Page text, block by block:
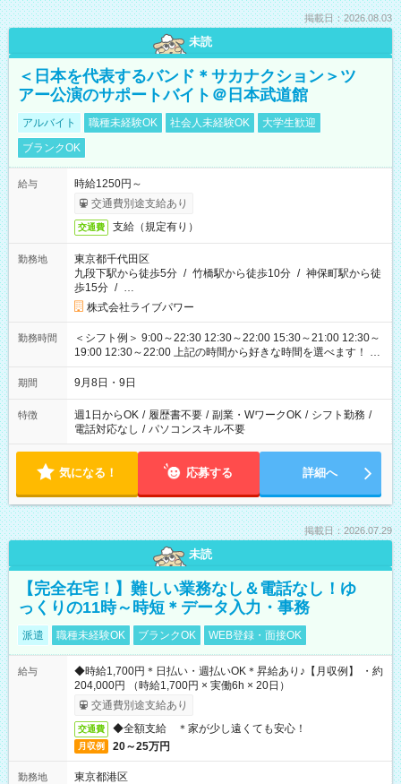
掲載日：2026.08.03
未読
＜日本を代表するバンド＊サカナクション＞ツ
アー公演のサポートバイト＠日本武道館
アルバイト 職種未経験OK 社会人未経験OK
大学生歓迎
ブランクOK
給与
時給1250円～
交通費別途支給あり
交通費 支給（規定有り）
勤務地
東京都千代田区
九段下駅から徒歩5分 / 竹橋駅から徒歩10分 / 神保町駅から徒
歩15分 / …
株式会社ライブパワー
勤務時間
＜シフト例＞ 9:00～22:30 12:30～22:00 15:30～21:00 12:30～
19:00 12:30～22:00 上記の時間から好きな時間を選べます！ ※
時間は変更となる可能性があります
期間 9月8日・9日
特徴 週1日からOK / 履歴書不要 / 副業・WワークOK / シフト勤務 /
電話対応なし / パソコンスキル不要
気になる！ 応募する 詳細へ
掲載日：2026.07.29
未読
【完全在宅！】難しい業務なし＆電話なし！ゆ
っくりの11時～時短＊データ入力・事務
派遣 職種未経験OK ブランクOK WEB登録・面接OK
給与
◆時給1,700円＊日払い・週払いOK＊昇給あり♪【月収例】 ・約
204,000円 （時給1,700円 × 実働6h × 20日）
交通費別途支給あり
交通費 ◆全額支給 ＊家が少し遠くても安心！
月収例 20～25万円
勤務地
東京都港区